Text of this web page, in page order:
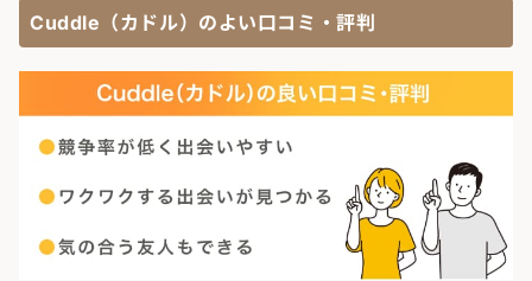
Cuddle（カドル）のよい口コミ・評判